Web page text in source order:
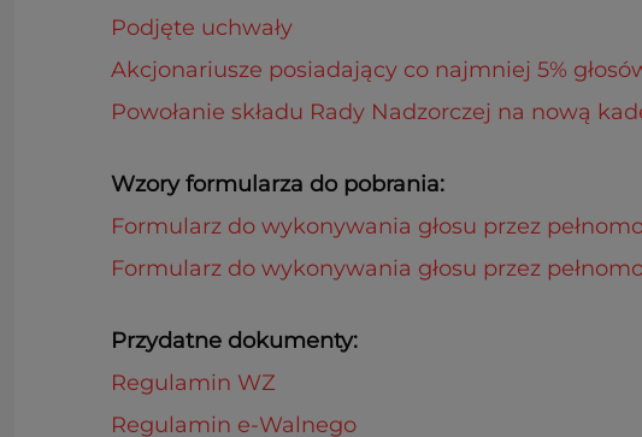
Podjęte uchwały
Akcjonariusze posiadający co najmniej 5%
Powołanie składu Rady Nadzorczej na nową
Wzory formularza do pobrania:
Formularz do wykonywania głosu przez
Formularz do wykonywania głosu przez
Przydatne dokumenty:
Regulamin WZ
Regulamin e-Walnego